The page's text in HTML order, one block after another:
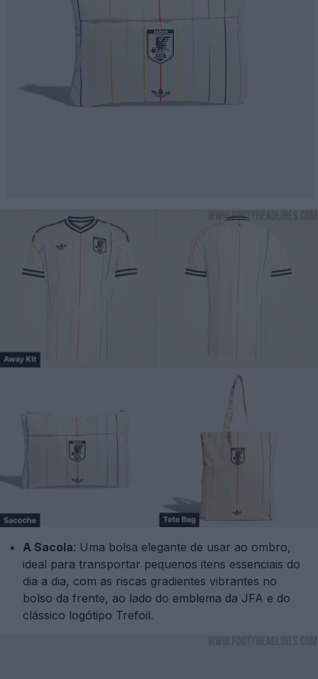
A Sacola: Uma bolsa elegante de usar ao ombro,
ideal para transportar pequenos itens essenciais do
dia a dia, com as riscas gradientes vibrantes no
bolso da frente, ao lado do emblema da JFA e do
clássico logótipo Trefoil.